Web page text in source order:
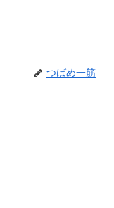
つばめ一筋